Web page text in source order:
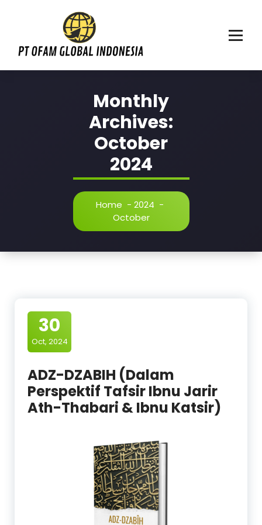
Monthly
Archives:
October
2024
Home - 2024 -
October
30
Oct, 2024
ADZ-DZABIH (Dalam
Perspektif Tafsir Ibnu Jarir
Ath-Thabari & Ibnu Katsir)